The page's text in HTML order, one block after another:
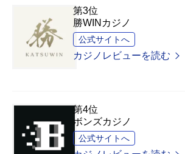
第3位
勝WINカジノ
公式サイトへ
カジノレビューを読む
第4位
ボンズカジノ
公式サイトへ